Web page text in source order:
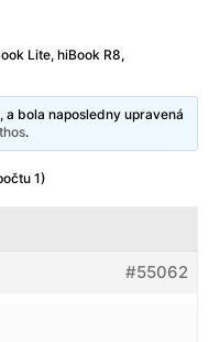
Lite, hiBook R8,
a bola naposledny upravená
.
1)
#55062